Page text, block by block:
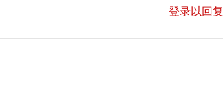
登录以回复